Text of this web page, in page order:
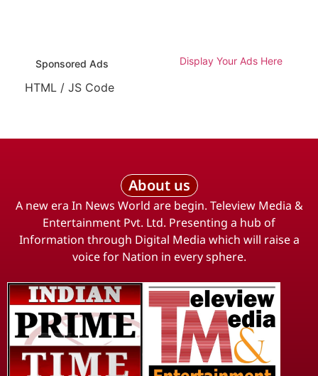
Sponsored Ads Display Your Ads Here
HTML / JS Code
About us
A new era In News World are begin. Teleview Media &
Entertainment Pvt. Ltd. Presenting a hub of
Information through Digital Media which will raise a
voice for Nation in every sphere.